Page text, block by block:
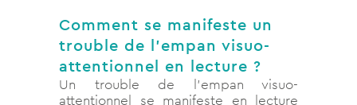
Comment se manifeste un
trouble de l’empan visuo-
attentionnel en lecture ?
Un trouble de l’empan visuo-
attentionnel se manifeste en lecture